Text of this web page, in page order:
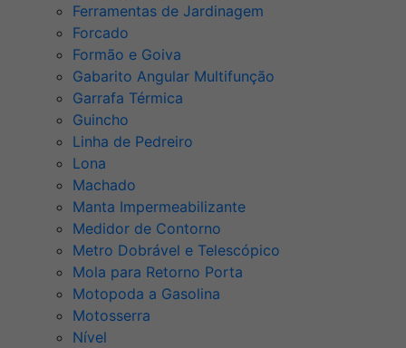
Ferramentas de Jardinagem
Forcado
Formão e Goiva
Gabarito Angular Multifunção
Garrafa Térmica
Guincho
Linha de Pedreiro
Lona
Machado
Manta Impermeabilizante
Medidor de Contorno
Metro Dobrável e Telescópico
Mola para Retorno Porta
Motopoda a Gasolina
Motosserra
Nível